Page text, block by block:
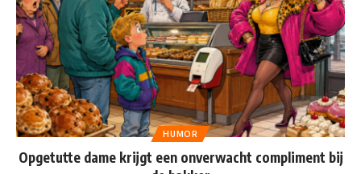
HUMOR
Opgetutte dame krijgt een onverwacht compliment bij